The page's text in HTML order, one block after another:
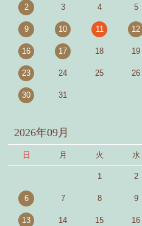
2 3 4 5
9 10 11 12
16 17 18 19
23 24 25 26
30 31
2026年09月
日 月 火 水
1 2
6 7 8 9
13 14 15 16